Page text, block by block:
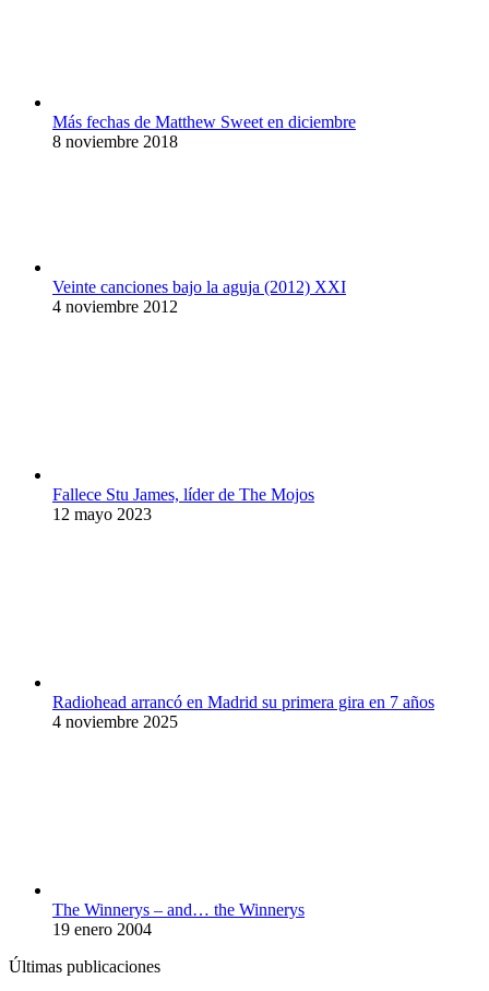
Más fechas de Matthew Sweet en diciembre
8 noviembre 2018
Veinte canciones bajo la aguja (2012) XXI
4 noviembre 2012
Fallece Stu James, líder de The Mojos
12 mayo 2023
Radiohead arrancó en Madrid su primera gira en 7 años
4 noviembre 2025
The Winnerys – and… the Winnerys
19 enero 2004
Últimas publicaciones